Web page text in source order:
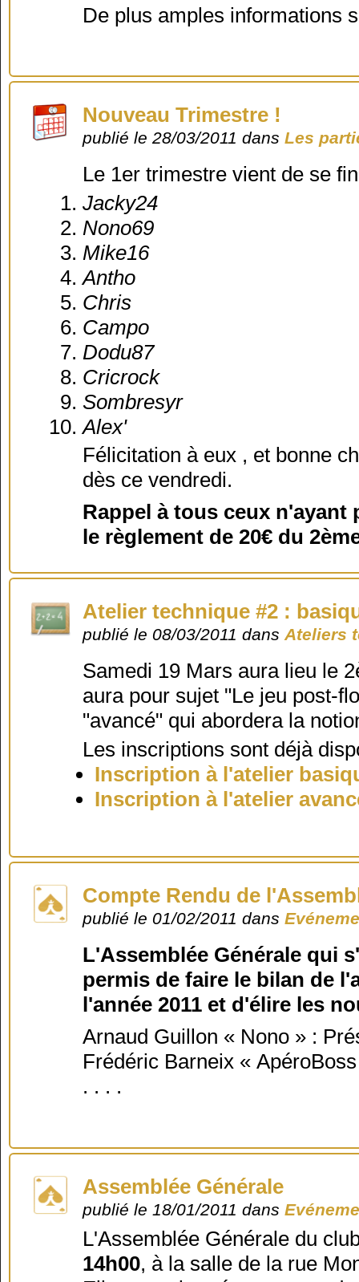
De plus amples informations
Nouveau Trimestre !
publié le 28/03/2011 dans Les
Le 1er trimestre vient de se
Jacky24
Nono69
Mike16
Antho
Chris
Campo
Dodu87
Cricrock
Sombresyr
Alex'
Félicitation à eux , et bonne
dès ce vendredi.
Rappel à tous ceux n'ayant
le règlement de 20€ du
Atelier technique #2 :
publié le 08/03/2011 dans Ateliers
Samedi 19 Mars aura lieu le
aura pour sujet "Le jeu post-
"avancé" qui abordera la
Les inscriptions sont déjà
Inscription à l'atelier
Inscription à l'atelier
Compte Rendu de
publié le 01/02/2011 dans
L'Assemblée Générale qui
permis de faire le bilan de
l'année 2011 et d'élire les
Arnaud Guillon « Nono » :
Frédéric Barneix «
. . . .
Assemblée Générale
publié le 18/01/2011 dans
L'Assemblée Générale du
14h00, à la salle de la rue